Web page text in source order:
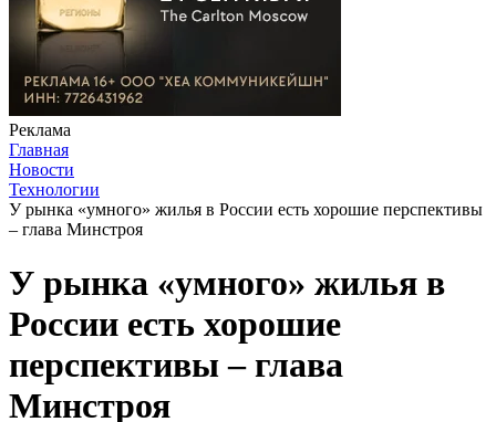
Реклама
Главная
Новости
Технологии
У рынка «умного» жилья в России есть хорошие перспективы
– глава Минстроя
У рынка «умного» жилья в
России есть хорошие
перспективы – глава
Минстроя